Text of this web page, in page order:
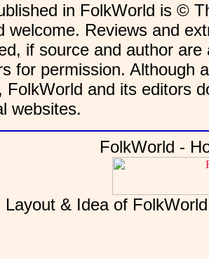
in FolkWorld is ©
welcome. Reviews and
if source and author
for permission. Although
FolkWorld and its editors
websites.
FolkWorld -
Layout & Idea of